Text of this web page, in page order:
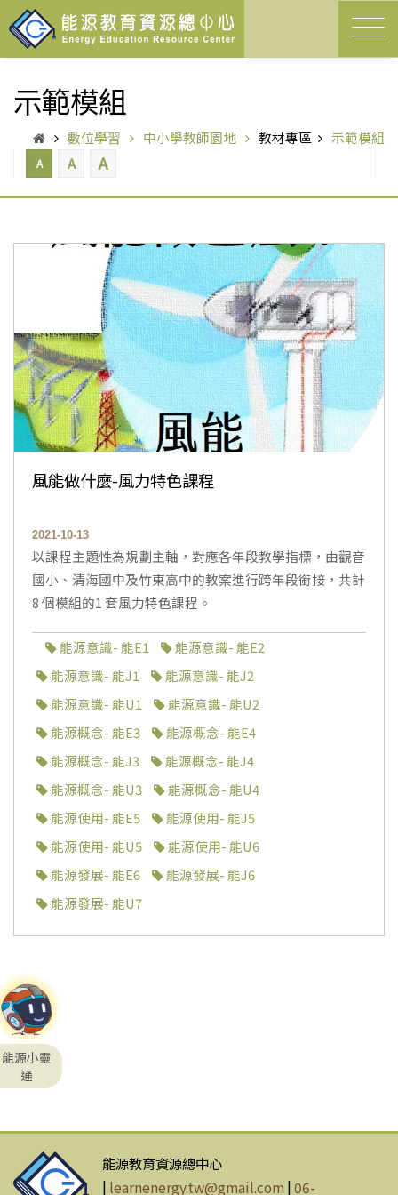
示範模組
數位學習 中小學教師園地 教材專區 示範模組
A A A
風能做什麼-風力特色課程
2021-10-13
以課程主題性為規劃主軸，對應各年段教學指標，由觀音
國小、清海國中及竹東高中的教案進行跨年段銜接，共計
8 個模組的1 套風力特色課程。
能源意識- 能E1
能源意識- 能E2
能源意識- 能J1
能源意識- 能J2
能源意識- 能U1
能源意識- 能U2
能源概念- 能E3
能源概念- 能E4
能源概念- 能J3
能源概念- 能J4
能源概念- 能U3
能源概念- 能U4
能源使用- 能E5
能源使用- 能J5
能源使用- 能U5
能源使用- 能U6
能源發展- 能E6
能源發展- 能J6
能源發展- 能U7
能源小靈
通
能源教育資源總中心
| learnenergy.tw@gmail.com |06-